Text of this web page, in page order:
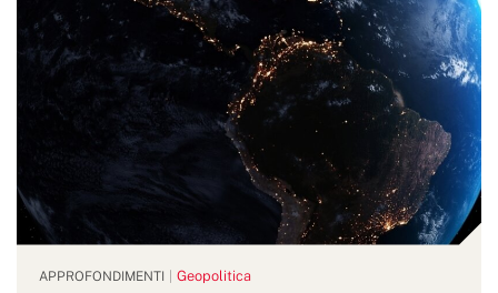
APPROFONDIMENTI Geopolitica